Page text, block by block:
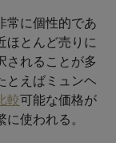
常に個性的であ
ほとんど売りに
されることが多
とえばミュンヘ
較可能な価格が
使われる。